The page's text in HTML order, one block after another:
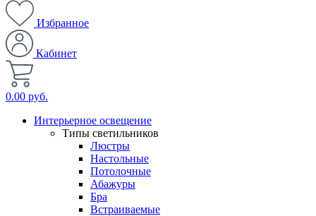
Избранное
Кабинет
0.00 руб.
Интерьерное освещение
Типы светильников
Люстры
Настольные
Потолочные
Абажуры
Бра
Встраиваемые